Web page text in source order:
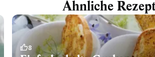
Ähnliche
8